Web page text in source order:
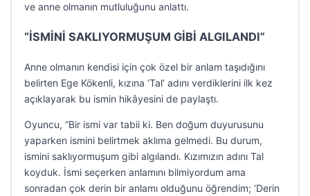
ve anne olmanın mutluluğunu anlattı.
“İSMİNİ SAKLIYORMUŞUM GİBİ ALGILANDI”
Anne olmanın kendisi için çok özel bir anlam taşıdığını
belirten Ege Kökenli, kızına ‘Tal’ adını verdiklerini ilk kez
açıklayarak bu ismin hikâyesini de paylaştı.
Oyuncu, “Bir ismi var tabii ki. Ben doğum duyurusunu
yaparken ismini belirtmek aklıma gelmedi. Bu durum,
ismini saklıyormuşum gibi algılandı. Kızımızın adını Tal
koyduk. İsmi seçerken anlamını bilmiyordum ama
sonradan çok derin bir anlamı olduğunu öğrendim; ‘Derin